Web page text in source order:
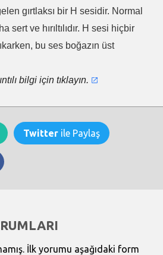
gırtlaksı bir H sesidir. Normal
sert ve hırıltılıdır. H sesi hiçbir
bu ses boğazın üst
bilgi için tıklayın.
Twitter ile Paylaş
İlk yorumu aşağıdaki form